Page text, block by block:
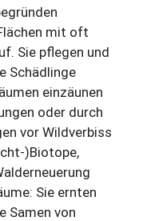
mit oft
Sie pflegen und
Schädlinge
einzäunen
oder durch
vor Wildverbiss
)Biotope,
Sie ernten
Samen von